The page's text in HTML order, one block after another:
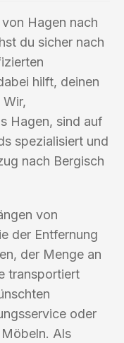
Hagen nach
du sicher nach
hilft, deinen
Hagen, sind auf
spezialisiert und
nach Bergisch
von
der Entfernung
der Menge an
transportiert
oder
Als